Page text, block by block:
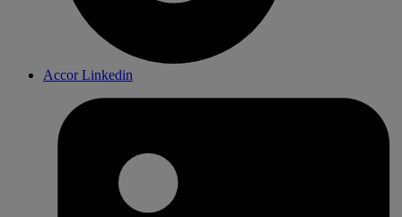
Accor Linkedin